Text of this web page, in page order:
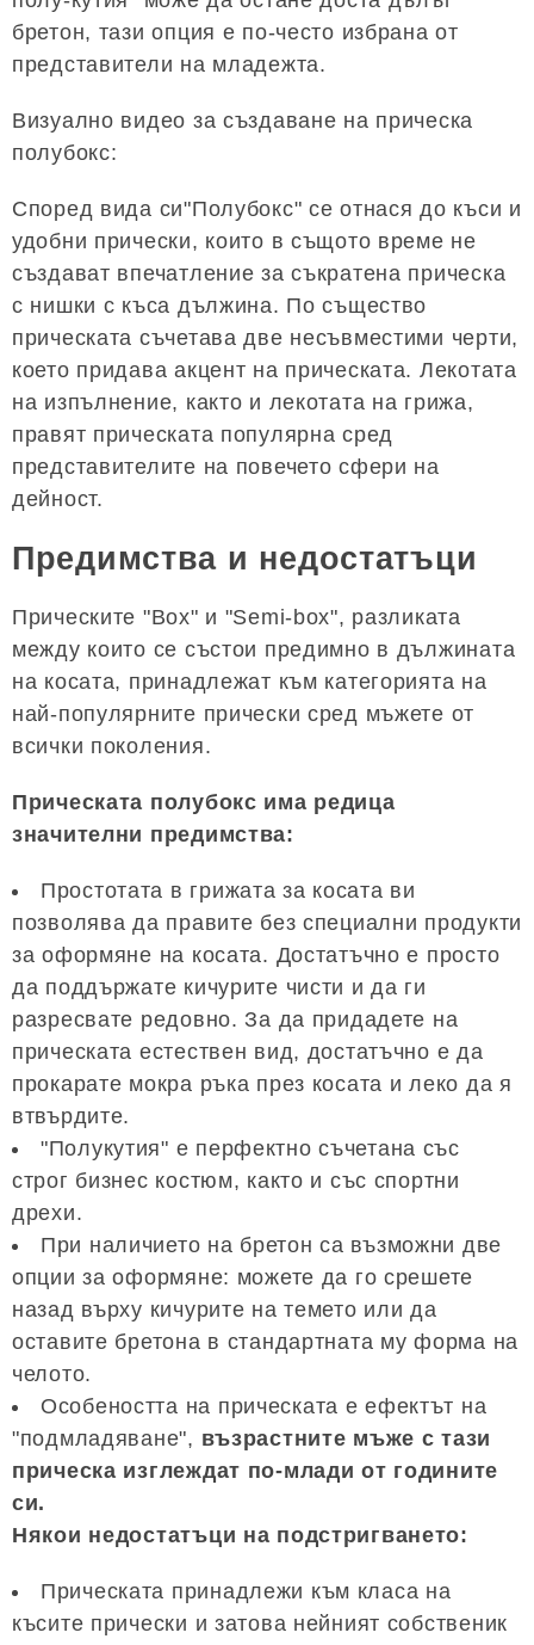
бретон, тази опция е по-често избрана от
представители на младежта.
Визуално видео за създаване на прическа
полубокс:
Според вида си"Полубокс" се отнася до къси и
удобни прически, които в същото време не
създават впечатление за съкратена прическа
с нишки с къса дължина. По същество
прическата съчетава две несъвместими черти,
което придава акцент на прическата. Лекотата
на изпълнение, както и лекотата на грижа,
правят прическата популярна сред
представителите на повечето сфери на
дейност.
Предимства и недостатъци
Прическите "Box" и "Semi-box", разликата
между които се състои предимно в дължината
на косата, принадлежат към категорията на
най-популярните прически сред мъжете от
всички поколения.
Прическата полубокс има редица
значителни предимства:
Простотата в грижата за косата ви
позволява да правите без специални продукти
за оформяне на косата. Достатъчно е просто
да поддържате кичурите чисти и да ги
разресвате редовно. За да придадете на
прическата естествен вид, достатъчно е да
прокарате мокра ръка през косата и леко да я
втвърдите.
"Полукутия" е перфектно съчетана със
строг бизнес костюм, както и със спортни
дрехи.
При наличието на бретон са възможни две
опции за оформяне: можете да го срешете
назад върху кичурите на темето или да
оставите бретона в стандартната му форма на
челото.
Особеността на прическата е ефектът на
"подмладяване", възрастните мъже с тази
прическа изглеждат по-млади от годините
си.
Някои недостатъци на подстригването:
Прическата принадлежи към класа на
късите прически и затова нейният собственик